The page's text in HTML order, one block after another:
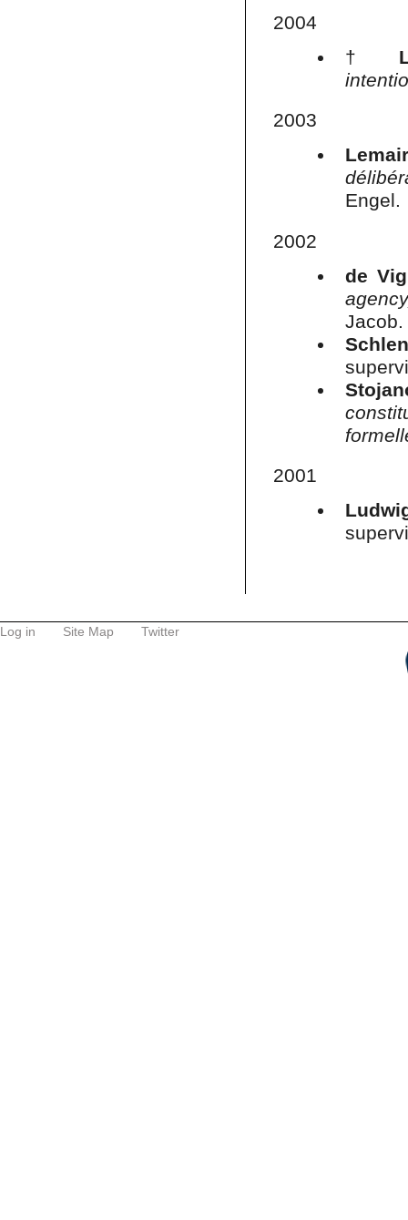
2004
†
2003
Engel.
2002
de
Jacob.
2001
Log in Site Map Twitter